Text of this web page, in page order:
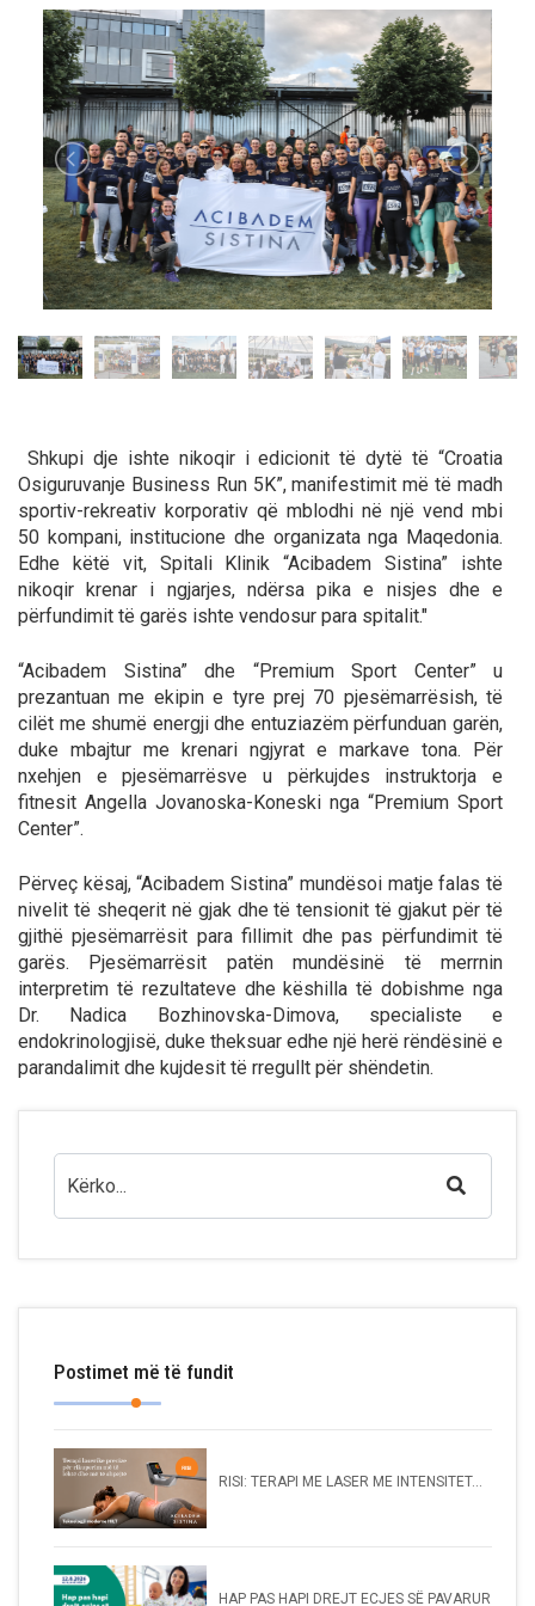
Shkupi dje ishte nikoqir i edicionit të dytë të “Croatia
Osiguruvanje Business Run 5K”, manifestimit më të madh
sportiv-rekreativ korporativ që mblodhi në një vend mbi
50 kompani, institucione dhe organizata nga Maqedonia.
Edhe këtë vit, Spitali Klinik “Acibadem Sistina” ishte
nikoqir krenar i ngjarjes, ndërsa pika e nisjes dhe e
përfundimit të garës ishte vendosur para spitalit."
“Acibadem Sistina” dhe “Premium Sport Center” u
prezantuan me ekipin e tyre prej 70 pjesëmarrësish, të
cilët me shumë energji dhe entuziazëm përfunduan garën,
duke mbajtur me krenari ngjyrat e markave tona. Për
nxehjen e pjesëmarrësve u përkujdes instruktorja e
fitnesit Angella Jovanoska-Koneski nga “Premium Sport
Center”.
Përveç kësaj, “Acibadem Sistina” mundësoi matje falas të
nivelit të sheqerit në gjak dhe të tensionit të gjakut për të
gjithë pjesëmarrësit para fillimit dhe pas përfundimit të
garës. Pjesëmarrësit patën mundësinë të merrnin
interpretim të rezultateve dhe këshilla të dobishme nga
Dr. Nadica Bozhinovska-Dimova, specialiste e
endokrinologjisë, duke theksuar edhe një herë rëndësinë e
parandalimit dhe kujdesit të rregullt për shëndetin.
Postimet më të fundit
RISI: TERAPI ME LASER ME INTENSITET...
HAP PAS HAPI DREJT ECJES SË PAVARUR